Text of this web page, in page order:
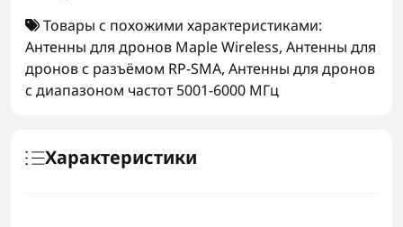
Товары с похожими характеристиками:
Антенны для дронов Maple Wireless, Антенны для
дронов с разъёмом RP-SMA, Антенны для дронов
с диапазоном частот 5001-6000 МГц
Характеристики